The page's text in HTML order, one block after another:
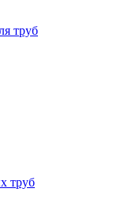
труб
труб